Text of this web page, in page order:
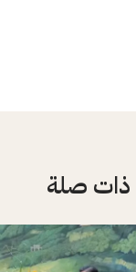
ذات صلة